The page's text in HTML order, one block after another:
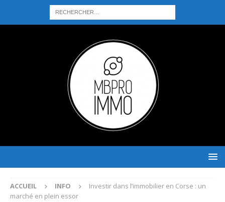
ACCUEIL INFO
Investir dans l’immobilier en Corse : un
marché en plein essor